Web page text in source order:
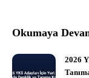
Okumaya
2026